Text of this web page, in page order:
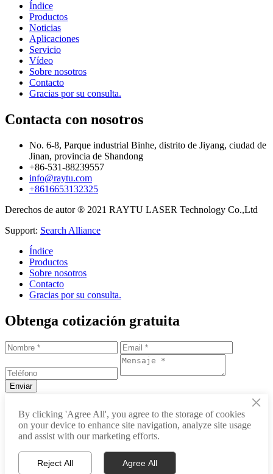
Índice
Productos
Noticias
Aplicaciones
Servicio
Vídeo
Sobre nosotros
Contacto
Gracias por su consulta.
Contacta con nosotros
No. 6-8, Parque industrial Binhe, distrito de Jiyang, ciudad de
Jinan, provincia de Shandong
+86-531-88239557
info@raytu.com
+8616653132325
Derechos de autor ® 2021 RAYTU LASER Technology Co.,Ltd
Support: Search Alliance
Índice
Productos
Sobre nosotros
Contacto
Gracias por su consulta.
Obtenga cotización gratuita
info@raytu.com
Whatsapp Centro de Productos Acerca de Raytu
×
By clicking 'Agree All', you agree to the storage of cookies
on your device to enhance site navigation, analyze site usage
and assist with our marketing efforts.
Reject All Agree All